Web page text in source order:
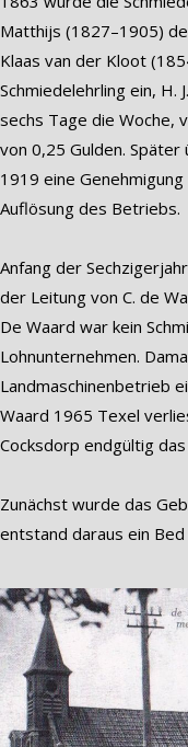
Matthijs (1827–1905)
Klaas van der Kloot
Schmiedelehrling ein, H.
sechs Tage die Woche,
von 0,25 Gulden.
1919 eine
Auflösung des Betriebs.
Anfang der
der Leitung von C. de
De Waard war kein
Lohnunternehmen.
Landmaschinenbetrieb
Waard 1965 Texel
Cocksdorp endgültig das
Zunächst wurde das
entstand daraus ein